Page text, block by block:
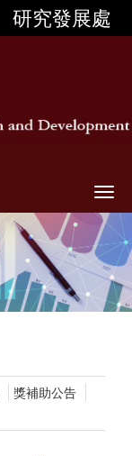
研究發展處
獎補助公告